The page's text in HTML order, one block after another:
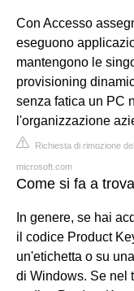
Con Accesso
eseguono
mantengono le
provisioning
senza fatica un PC
l'organizzazione
Richiesta di rimozione
microsoft.com
Come si fa a
In genere, se hai
il codice Product
un'etichetta o su
di Windows. Se nel